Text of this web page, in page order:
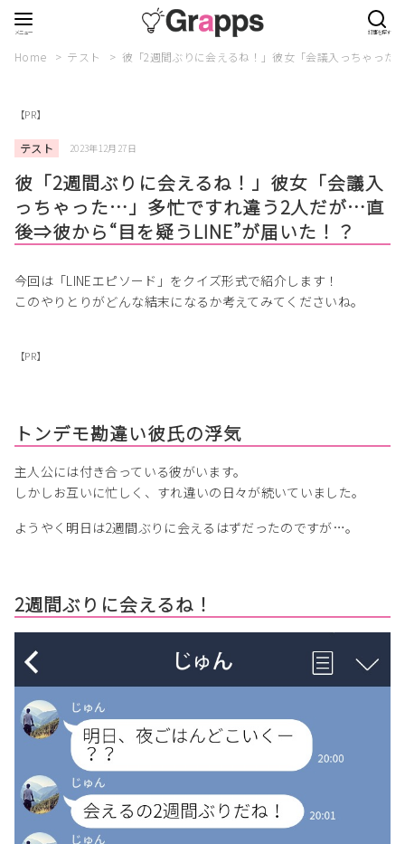
Home テスト 彼「2週間ぶりに会えるね！」彼女「会議入っちゃっ
【PR】
テスト 2023年12月27日
彼「2週間ぶりに会えるね！」彼女「会議入
っちゃった…」多忙ですれ違う2人だが…直
後⇒彼から“目を疑うLINE”が届いた！？
今回は「LINEエピソード」をクイズ形式で紹介します！
このやりとりがどんな結末になるか考えてみてくださいね。
【PR】
トンデモ勘違い彼氏の浮気
主人公には付き合っている彼がいます。
しかしお互いに忙しく、すれ違いの日々が続いていました。
ようやく明日は2週間ぶりに会えるはずだったのですが…。
2週間ぶりに会えるね！